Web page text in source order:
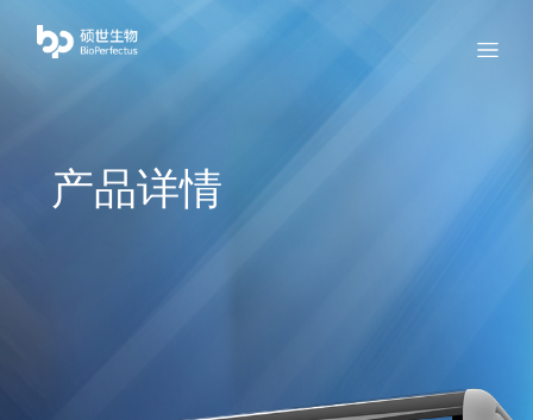
产品详情